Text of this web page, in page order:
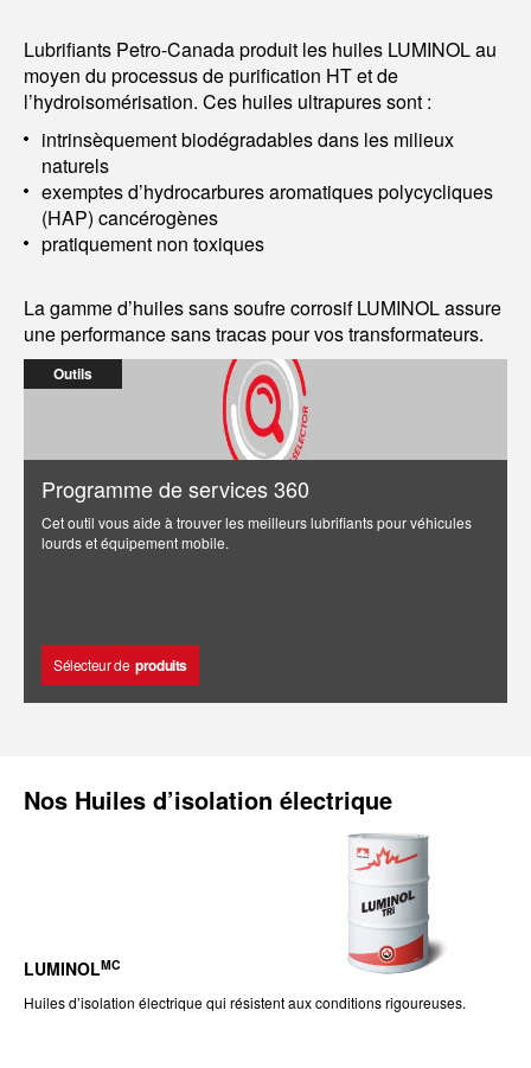
Lubrifiants Petro-Canada produit les huiles LUMINOL au
moyen du processus de purification HT et de
l’hydroisomérisation. Ces huiles ultrapures sont :
intrinsèquement biodégradables dans les milieux
naturels
exemptes d’hydrocarbures aromatiques polycycliques
(HAP) cancérogènes
pratiquement non toxiques
La gamme d’huiles sans soufre corrosif LUMINOL assure
une performance sans tracas pour vos transformateurs.
Outils
Programme de services 360
Cet outil vous aide à trouver les meilleurs lubrifiants pour véhicules
lourds et équipement mobile.
Sélecteur de produits
Nos Huiles d’isolation électrique
LUMINOLMC
Huiles d’isolation électrique qui résistent aux conditions rigoureuses.